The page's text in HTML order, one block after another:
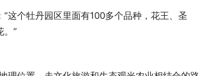
这个牡丹园区里面有100多个品种，花王、圣
。”